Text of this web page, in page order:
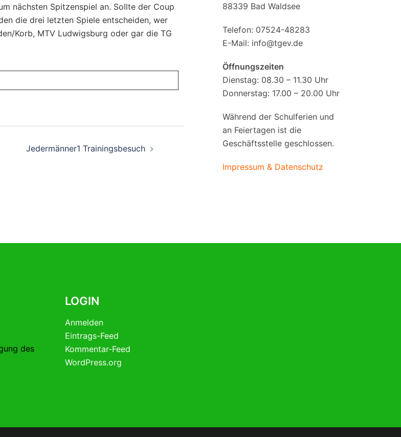
nächsten Spitzenspiel an. Sollte der Coup
die drei letzten Spiele entscheiden, wer
Korb, MTV Ludwigsburg oder gar die TG
Jedermänner1 Trainingsbesuch
88339 Bad Waldsee
Telefon: 07524-48283
E-Mail: info@tgev.de
Öffnungszeiten
Dienstag: 08.30 – 11.30 Uhr
Donnerstag: 17.00 – 20.00 Uhr
Während der Schulferien und
an Feiertagen ist die
Geschäftsstelle geschlossen.
Impressum & Datenschutz
des
LOGIN
Anmelden
Eintrags-Feed
Kommentar-Feed
WordPress.org